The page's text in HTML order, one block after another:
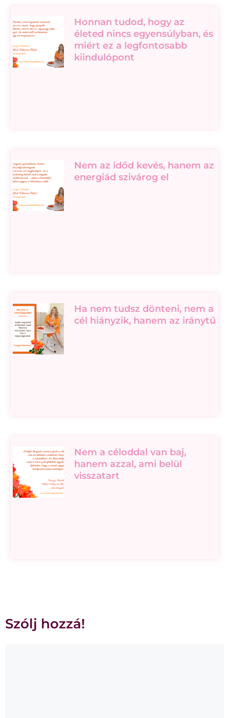
Honnan tudod, hogy az
életed nincs egyensúlyban, és
miért ez a legfontosabb
kiindulópont
Nem az időd kevés, hanem az
energiád szivárog el
Ha nem tudsz dönteni, nem a
cél hiányzik, hanem az iránytű
Nem a céloddal van baj,
hanem azzal, ami belül
visszatart
Szólj hozzá!